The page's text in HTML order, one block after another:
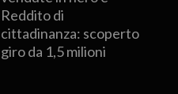
Reddito di
cittadinanza: scoperto
giro da 1,5 milioni